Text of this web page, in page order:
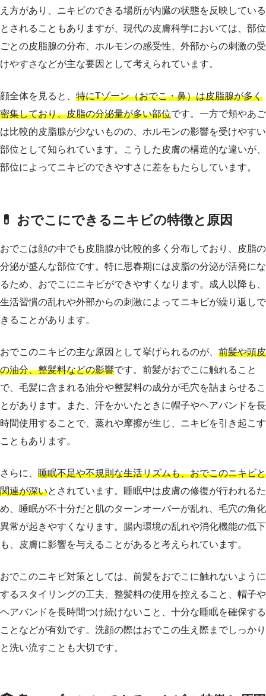
え方があり、ニキビのできる場所が内臓の状態を反映している
とされることもありますが、現代の皮膚科学においては、部位
ごとの皮脂腺の分布、ホルモンの感受性、外部からの刺激の受
けやすさなどが主な要因として考えられています。
顔全体を見ると、 特にTゾーン（おでこ・鼻）は皮脂腺が多く
密集しており、皮脂の分泌量が多い部位です。一方で頬やあご
は比較的皮脂腺が少ないものの、ホルモンの影響を受けやすい
部位として知られています。こうした皮膚の構造的な違いが、
部位によってニキビのできやすさに差をもたらしています。
💊 おでこにできるニキビの特徴と原因
おでこは顔の中でも皮脂腺が比較的多く分布しており、皮脂の
分泌が盛んな部位です。特に思春期には皮脂の分泌が活発にな
るため、おでこにニキビができやすくなります。成人以降も、
生活習慣の乱れや外部からの刺激によってニキビが繰り返しで
きることがあります。
おでこのニキビの主な原因として挙げられるのが、 前髪や頭皮
の油分、整髪料などの影響です。前髪がおでこに触れること
で、毛髪に含まれる油分や整髪料の成分が毛穴を詰まらせるこ
とがあります。また、汗をかいたときに帽子やヘアバンドを長
時間使用することで、蒸れや摩擦が生じ、ニキビを引き起こす
こともあります。
さらに、 睡眠不足や不規則な生活リズムも、おでこのニキビと
関連が深いとされています。睡眠中は皮膚の修復が行われるた
め、睡眠が不十分だと肌のターンオーバーが乱れ、毛穴の角化
異常が起きやすくなります。腸内環境の乱れや消化機能の低下
も、皮膚に影響を与えることがあると考えられています。
おでこのニキビ対策としては、前髪をおでこに触れないように
するスタイリングの工夫、整髪料の使用を控えること、帽子や
ヘアバンドを長時間つけ続けないこと、十分な睡眠を確保する
ことなどが有効です。洗顔の際はおでこの生え際までしっかり
と洗い流すことも大切です。